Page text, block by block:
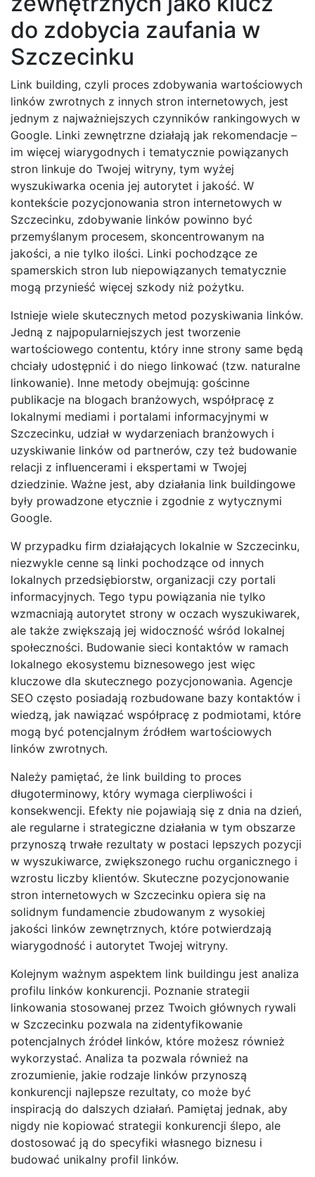
do zdobycia zaufania w
Szczecinku
Link building, czyli proces zdobywania wartościowych
linków zwrotnych z innych stron internetowych, jest
jednym z najważniejszych czynników rankingowych w
Google. Linki zewnętrzne działają jak rekomendacje –
im więcej wiarygodnych i tematycznie powiązanych
stron linkuje do Twojej witryny, tym wyżej
wyszukiwarka ocenia jej autorytet i jakość. W
kontekście pozycjonowania stron internetowych w
Szczecinku, zdobywanie linków powinno być
przemyślanym procesem, skoncentrowanym na
jakości, a nie tylko ilości. Linki pochodzące ze
spamerskich stron lub niepowiązanych tematycznie
mogą przynieść więcej szkody niż pożytku.
Istnieje wiele skutecznych metod pozyskiwania linków.
Jedną z najpopularniejszych jest tworzenie
wartościowego contentu, który inne strony same będą
chciały udostępnić i do niego linkować (tzw. naturalne
linkowanie). Inne metody obejmują: gościnne
publikacje na blogach branżowych, współpracę z
lokalnymi mediami i portalami informacyjnymi w
Szczecinku, udział w wydarzeniach branżowych i
uzyskiwanie linków od partnerów, czy też budowanie
relacji z influencerami i ekspertami w Twojej
dziedzinie. Ważne jest, aby działania link buildingowe
były prowadzone etycznie i zgodnie z wytycznymi
Google.
W przypadku firm działających lokalnie w Szczecinku,
niezwykle cenne są linki pochodzące od innych
lokalnych przedsiębiorstw, organizacji czy portali
informacyjnych. Tego typu powiązania nie tylko
wzmacniają autorytet strony w oczach wyszukiwarek,
ale także zwiększają jej widoczność wśród lokalnej
społeczności. Budowanie sieci kontaktów w ramach
lokalnego ekosystemu biznesowego jest więc
kluczowe dla skutecznego pozycjonowania. Agencje
SEO często posiadają rozbudowane bazy kontaktów i
wiedzą, jak nawiązać współpracę z podmiotami, które
mogą być potencjalnym źródłem wartościowych
linków zwrotnych.
Należy pamiętać, że link building to proces
długoterminowy, który wymaga cierpliwości i
konsekwencji. Efekty nie pojawiają się z dnia na dzień,
ale regularne i strategiczne działania w tym obszarze
przynoszą trwałe rezultaty w postaci lepszych pozycji
w wyszukiwarce, zwiększonego ruchu organicznego i
wzrostu liczby klientów. Skuteczne pozycjonowanie
stron internetowych w Szczecinku opiera się na
solidnym fundamencie zbudowanym z wysokiej
jakości linków zewnętrznych, które potwierdzają
wiarygodność i autorytet Twojej witryny.
Kolejnym ważnym aspektem link buildingu jest analiza
profilu linków konkurencji. Poznanie strategii
linkowania stosowanej przez Twoich głównych rywali
w Szczecinku pozwala na zidentyfikowanie
potencjalnych źródeł linków, które możesz również
wykorzystać. Analiza ta pozwala również na
zrozumienie, jakie rodzaje linków przynoszą
konkurencji najlepsze rezultaty, co może być
inspiracją do dalszych działań. Pamiętaj jednak, aby
nigdy nie kopiować strategii konkurencji ślepo, ale
dostosować ją do specyfiki własnego biznesu i
budować unikalny profil linków.